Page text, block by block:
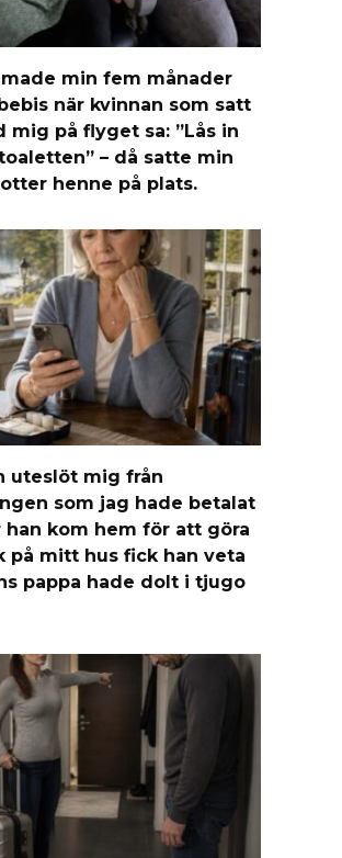
min fem månader
när kvinnan som satt
mig på flyget sa: ”Lås in
– då satte min
henne på plats.
uteslöt mig från
som jag hade betalat
han kom hem för att göra
på mitt hus fick han veta
pappa hade dolt i tjugo